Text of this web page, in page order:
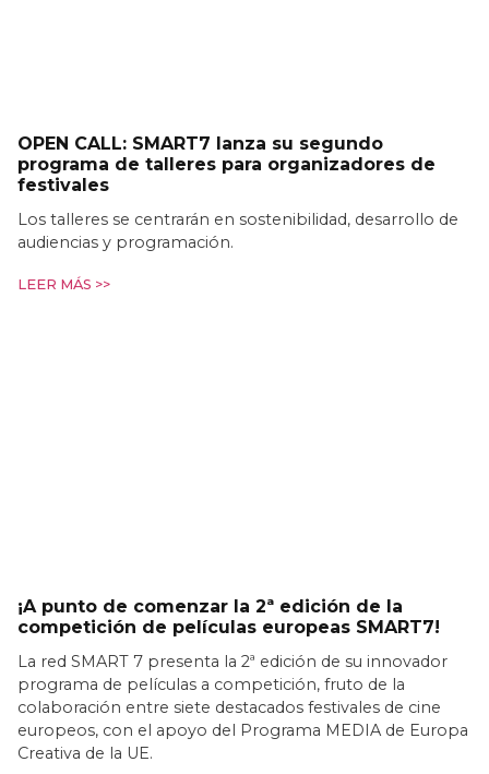
OPEN CALL: SMART7 lanza su segundo
programa de talleres para organizadores de
festivales
Los talleres se centrarán en sostenibilidad, desarrollo de
audiencias y programación.
LEER MÁS >>
¡A punto de comenzar la 2ª edición de la
competición de películas europeas SMART7!
La red SMART 7 presenta la 2ª edición de su innovador
programa de películas a competición, fruto de la
colaboración entre siete destacados festivales de cine
europeos, con el apoyo del Programa MEDIA de Europa
Creativa de la UE.